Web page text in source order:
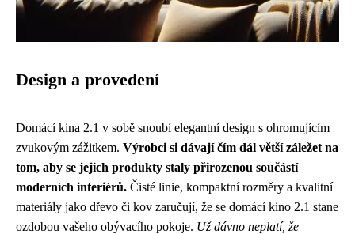
Design a provedení
Domácí kina 2.1 v sobě snoubí elegantní design s ohromujícím
zvukovým zážitkem. Výrobci si dávají čím dál větší záležet na
tom, aby se jejich produkty staly přirozenou součástí
moderních interiérů. Čisté linie, kompaktní rozměry a kvalitní
materiály jako dřevo či kov zaručují, že se domácí kino 2.1 stane
ozdobou vašeho obývacího pokoje. Už dávno neplatí, že